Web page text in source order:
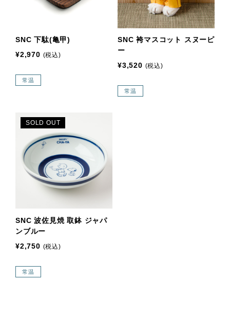
SNC 下駄(亀甲)
¥2,970 (税込)
常温
SNC 袴マスコット スヌーピ
ー
¥3,520 (税込)
常温
SOLD OUT
SNC 波佐見焼 取鉢 ジャパ
ンブルー
¥2,750 (税込)
常温